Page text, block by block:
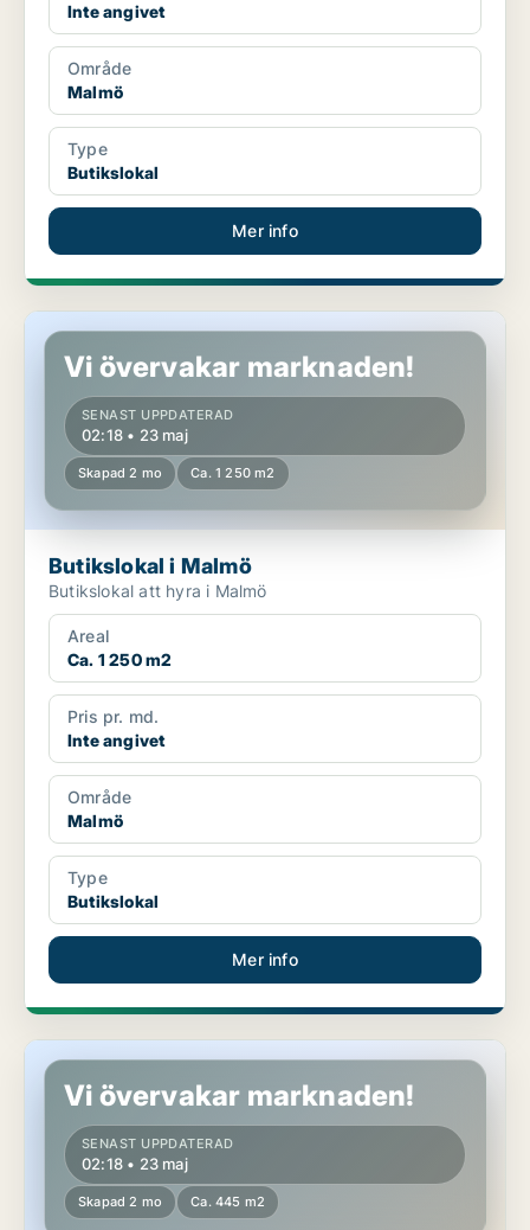
Inte angivet
Område
Malmö
Type
Butikslokal
Mer info
Butikslokal i Malmö
Vi övervakar marknaden!
SENAST UPPDATERAD
02:18 • 23 maj
Skapad 2 mo Ca. 1 250 m2
Butikslokal i Malmö
Butikslokal att hyra i Malmö
Areal
Ca. 1 250 m2
Pris pr. md.
Inte angivet
Område
Malmö
Type
Butikslokal
Mer info
Butikslokal i Malmö
Vi övervakar marknaden!
SENAST UPPDATERAD
02:18 • 23 maj
Skapad 2 mo Ca. 445 m2